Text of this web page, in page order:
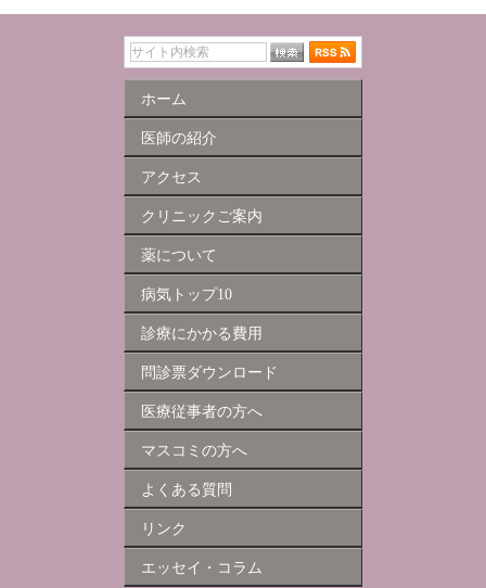
ホーム
医師の紹介
アクセス
クリニックご案内
薬について
病気トップ10
診療にかかる費用
問診票ダウンロード
医療従事者の方へ
マスコミの方へ
よくある質問
リンク
エッセイ・コラム